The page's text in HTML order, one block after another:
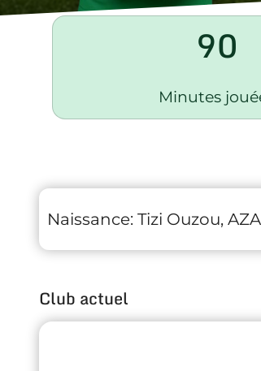
90
Minutes
Naissance: Tizi Ouzou,
Club actuel